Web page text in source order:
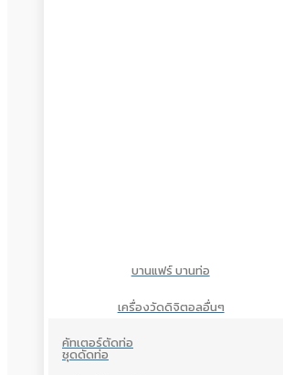
บานแฟร์ บานท่อ
เครื่องวัดดิจิตอลอื่นๆ
คัทเตอร์ตัดท่อ
ชุดดัดท่อ